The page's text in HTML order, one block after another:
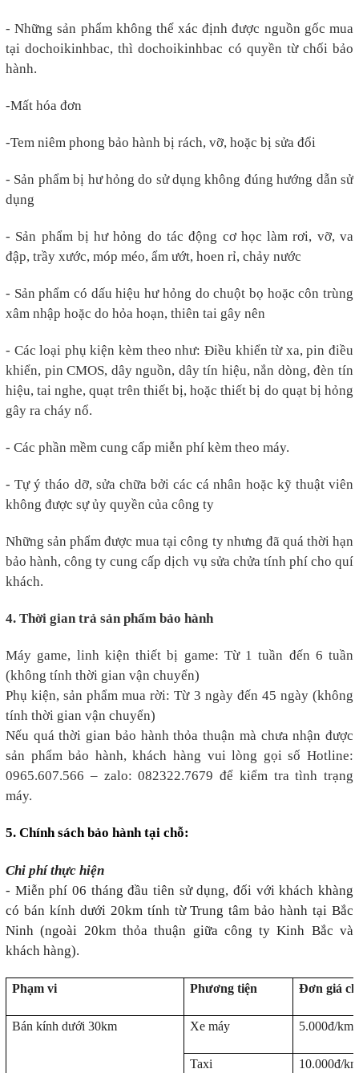
- Những sản phẩm không thể xác định được nguồn gốc mua
tại dochoikinhbac, thì dochoikinhbac có quyền từ chối bảo
hành.
-Mất hóa đơn
-Tem niêm phong bảo hành bị rách, vỡ, hoặc bị sửa đổi
- Sản phẩm bị hư hỏng do sử dụng không đúng hướng dẫn sử
dụng
- Sản phẩm bị hư hỏng do tác động cơ học làm rơi, vỡ, va
đập, trầy xước, móp méo, ẩm ướt, hoen rỉ, chảy nước
- Sản phẩm có dấu hiệu hư hỏng do chuột bọ hoặc côn trùng
xâm nhập hoặc do hỏa hoạn, thiên tai gây nên
- Các loại phụ kiện kèm theo như: Điều khiển từ xa, pin điều
khiển, pin CMOS, dây nguồn, dây tín hiệu, nắn dòng, đèn tín
hiệu, tai nghe, quạt trên thiết bị, hoặc thiết bị do quạt bị hỏng
gây ra cháy nổ.
- Các phần mềm cung cấp miễn phí kèm theo máy.
- Tự ý tháo dỡ, sửa chữa bởi các cá nhân hoặc kỹ thuật viên
không được sự ủy quyền của công ty
Những sản phẩm được mua tại công ty nhưng đã quá thời hạn
bảo hành, công ty cung cấp dịch vụ sửa chửa tính phí cho quí
khách.
4. Thời gian trả sản phẩm bảo hành
Máy game, linh kiện thiết bị game: Từ 1 tuần đến 6 tuần
(không tính thời gian vận chuyển)
Phụ kiện, sản phẩm mua rời: Từ 3 ngày đến 45 ngày (không
tính thời gian vận chuyển)
Nếu quá thời gian bảo hành thỏa thuận mà chưa nhận được
sản phẩm bảo hành, khách hàng vui lòng gọi số Hotline:
0965.607.566 – zalo: 082322.7679 để kiểm tra tình trạng
máy.
5. Chính sách bảo hành tại chỗ:
Chi phí thực hiện
- Miễn phí 06 tháng đầu tiên sử dụng, đối với khách khàng
có bán kính dưới 20km tính từ Trung tâm bảo hành tại Bắc
Ninh (ngoài 20km thỏa thuận giữa công ty Kinh Bắc và
khách hàng).
Phạm vi Phương tiện Đơn giá
Bán kính dưới 30km Xe máy 5.000đ/km
Taxi 10.000đ/